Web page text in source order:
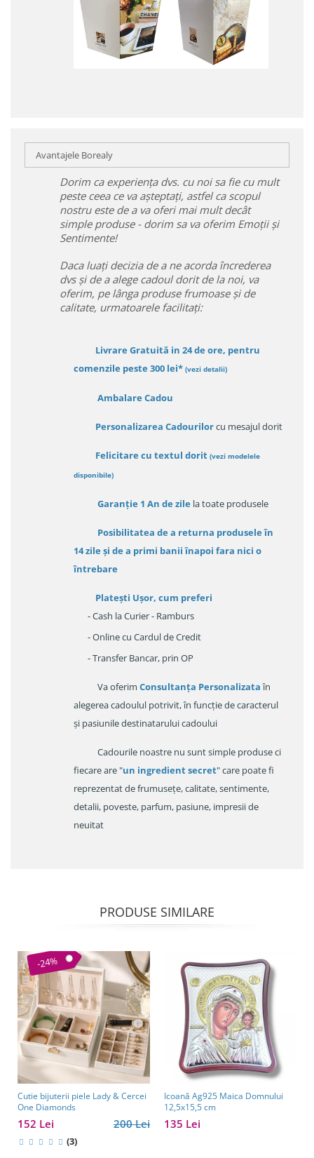
Avantajele Borealy
Dorim ca experiența dvs. cu noi sa fie cu mult
peste ceea ce va așteptați, astfel ca scopul
nostru este de a va oferi mai mult decât
simple produse - dorim sa va oferim Emoții și
Sentimente!
Daca luați decizia de a ne acorda încrederea
dvs și de a alege cadoul dorit de la noi, va
oferim, pe lânga produse frumoase și de
calitate, urmatoarele facilitați:
Livrare Gratuită in 24 de ore, pentru
comenzile peste 300 lei* (vezi detalii)
Ambalare Cadou
Personalizarea Cadourilorcu mesajul dorit
Felicitare cu textul dorit (vezi modelele
disponibile)
Garanție 1 An de zile la toate produsele
Posibilitatea de a returna produsele în
14 zileși de a primi banii înapoi fara nici o
întrebare
Platești Ușor, cum preferi
- Cash la Curier - Ramburs
- Online cu Cardul de Credit
- Transfer Bancar, prin OP
Va oferim Consultanța Personalizataîn
alegerea cadoulul potrivit, în funcție de caracterul
și pasiunile destinatarului cadoului
Cadourile noastre nu sunt simple produse ci
fiecare are "un ingredient secret" care poate fi
reprezentat de frumusețe, calitate, sentimente,
detalii, poveste, parfum, pasiune, impresii de
neuitat
PRODUSE SIMILARE
-24%
Cutie bijuterii piele Lady & Cercei
One Diamonds
200 Lei
152 Lei
(3)
Icoană Ag925 Maica Domnului
12,5x15,5 cm
135 Lei